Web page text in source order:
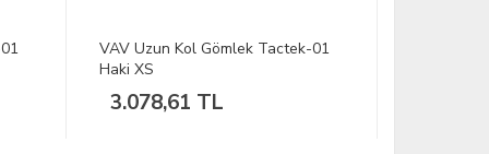
VAV Uzun Kol Gömlek Tactek-01
Mavi Kot L
1.678,80 TL